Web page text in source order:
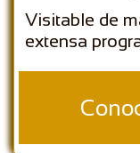
Visitable de
extensa